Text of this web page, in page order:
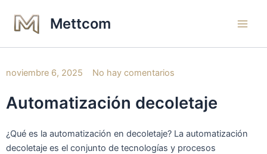
contenido
Mettcom
noviembre 6, 2025 No hay comentarios
Automatización decoletaje
¿Qué es la automatización en decoletaje? La automatización
decoletaje es el conjunto de tecnologías y procesos